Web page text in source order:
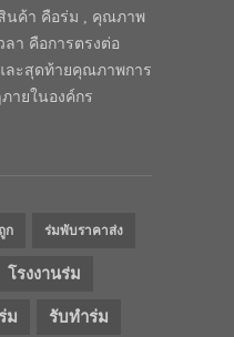
นค้า คือร่ม , คุณภาพ
า คือการตรงต่อ
ละสุดท้ายคุณภาพการ
ายในองค์กร
ก ร่มพับราคาส่ง
โรงงานร่ม
ม รับทำร่ม